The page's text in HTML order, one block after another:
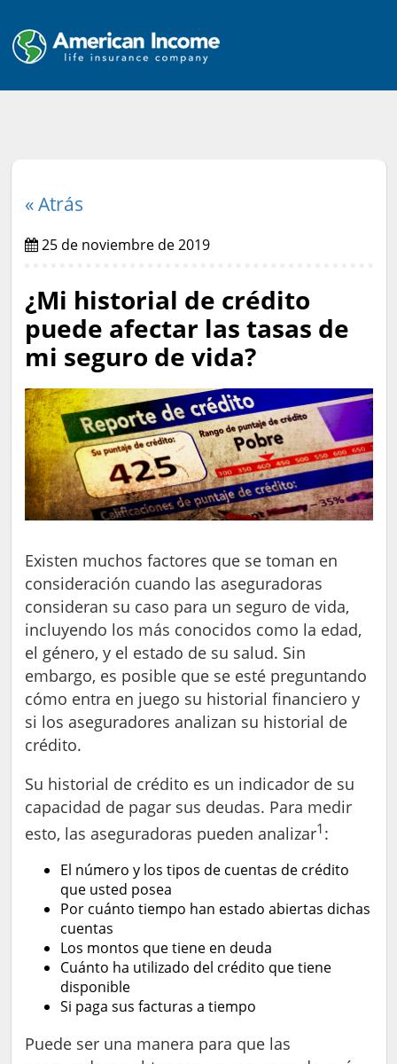
« Atrás
25 de noviembre de 2019
¿Mi historial de crédito
puede afectar las tasas de
mi seguro de vida?
Existen muchos factores que se toman en
consideración cuando las aseguradoras
consideran su caso para un seguro de vida,
incluyendo los más conocidos como la edad,
el género, y el estado de su salud. Sin
embargo, es posible que se esté preguntando
cómo entra en juego su historial financiero y
si los aseguradores analizan su historial de
crédito.
Su historial de crédito es un indicador de su
capacidad de pagar sus deudas. Para medir
esto, las aseguradoras pueden analizar1 :
El número y los tipos de cuentas de crédito
que usted posea
Por cuánto tiempo han estado abiertas dichas
cuentas
Los montos que tiene en deuda
Cuánto ha utilizado del crédito que tiene
disponible
Si paga sus facturas a tiempo
Puede ser una manera para que las